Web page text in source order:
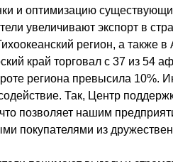
и оптимизацию
увеличивают экспорт в
регион, а также
край торговал с 37 из 54
региона превысила 10%.
Так, Центр
позволяет нашим
покупателями из